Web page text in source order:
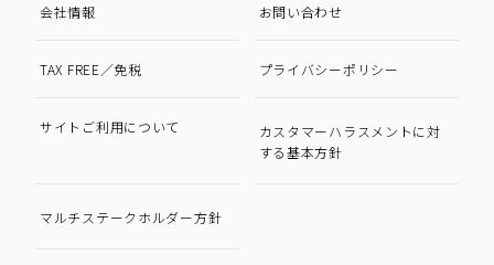
会社情報 お問い合わせ
TAX FREE／免税 プライバシーポリシー
サイトご利用について
カスタマーハラスメントに対
する基本方針
マルチステークホルダー方針